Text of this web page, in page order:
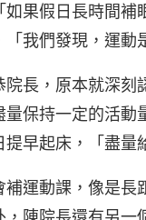
果假日長時間
我們發現，運動
長，原本就深
保持一定的活
早起床，「盡量
運動課，像是